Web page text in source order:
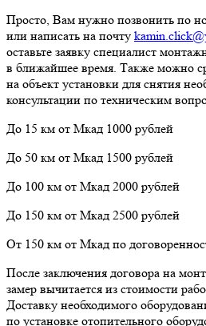
Просто, Вам нужно позвонить по
или написать на почту
оставьте заявку специалист
в ближайшее время. Также можно
на объект установки для снятия
консультации по техническим
До 15 км от Мкад 1000 рублей
До 50 км от Мкад 1500 рублей
До 100 км от Мкад 2000 рублей
До 150 км от Мкад 2500 рублей
От 150 км от Мкад по
После заключения договора на
замер вычитается из стоимости
Доставку необходимого
по установке отопительного